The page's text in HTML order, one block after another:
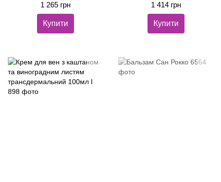
1 265 грн
Купити
1 414 грн
Купити